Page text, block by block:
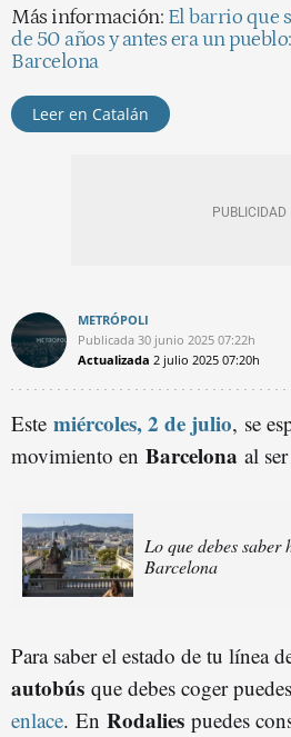
Más información: El barrio que
de 50 años y antes era un
Barcelona
Leer en Catalán
METRÓPOLI
Publicada 30 junio 2025 07:22h
Actualizada 2 julio 2025 07:20h
Este miércoles, 2 de julio, se
movimiento en Barcelona al
Lo que debes saber
Barcelona
Para saber el estado de tu línea
autobús que debes coger
enlace. En Rodalies puedes